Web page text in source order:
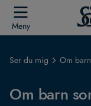
Meny
Ser du mig Om
Om barn